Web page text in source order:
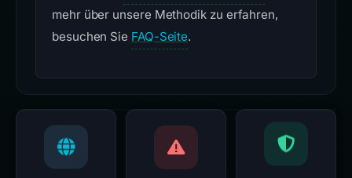
mehr über unsere Methodik zu erfahren,
besuchen Sie FAQ-Seite.